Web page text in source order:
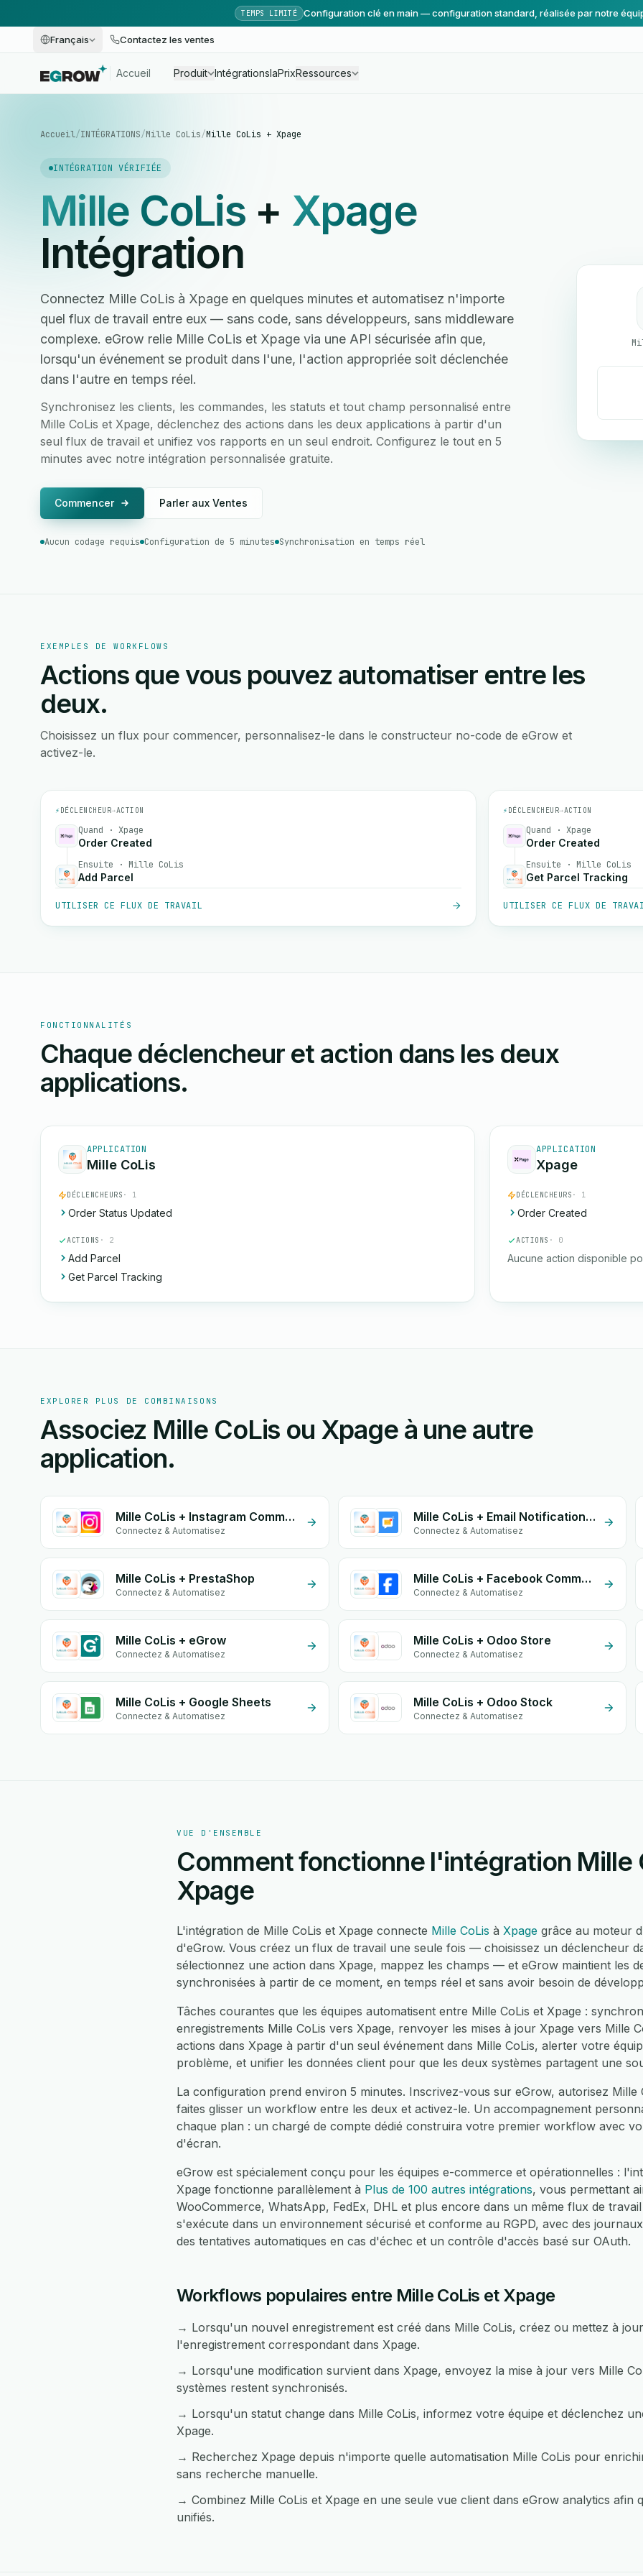
TEMPS LIMITÉ Configuration clé en main — configuration standard, réalisée par notre
Français Contactez les ventes
Accueil Produit IntégrationsIaPrixRessources
Accueil/INTÉGRATIONS/Mille CoLis/Mille CoLis + Xpage
INTÉGRATION VÉRIFIÉE
Mille CoLis+ Xpage
Intégration
Connectez Mille CoLis à Xpage en quelques minutes et automatisez n'importe
quel flux de travail entre eux — sans code, sans développeurs, sans middleware
complexe. eGrow relie Mille CoLis et Xpage via une API sécurisée afin que,
lorsqu'un événement se produit dans l'une, l'action appropriée soit déclenchée
dans l'autre en temps réel.
Synchronisez les clients, les commandes, les statuts et tout champ personnalisé entre
Mille CoLis et Xpage, déclenchez des actions dans les deux applications à partir d'un
seul flux de travail et unifiez vos rapports en un seul endroit. Configurez le tout en 5
minutes avec notre intégration personnalisée gratuite.
Commencer Parler aux Ventes
Aucun codage requis Configuration de 5 minutes Synchronisation en temps réel
EXEMPLES DE WORKFLOWS
Actions que vous pouvez automatiser entre les
deux.
Choisissez un flux pour commencer, personnalisez-le dans le constructeur no-code de eGrow et
activez-le.
⚡ DÉCLENCHEUR→ACTION
Quand · Xpage
Order Created
Ensuite · Mille CoLis
Add Parcel
UTILISER CE FLUX DE TRAVAIL
⚡ DÉCLENCHEUR→ACTION
Quand · Xpage
Order Created
Ensuite · Mille CoLis
Get Parcel Tracking
UTILISER CE FLUX DE
FONCTIONNALITÉS
Chaque déclencheur et action dans les deux
applications.
APPLICATION
Mille CoLis
DÉCLENCHEURS · 1
Order Status Updated
ACTIONS · 2
Add Parcel
Get Parcel Tracking
APPLICATION
Xpage
DÉCLENCHEURS · 1
Order Created
ACTIONS · 0
Aucune action disponible
EXPLORER PLUS DE COMBINAISONS
Associez Mille CoLis ou Xpage à une autre
application.
Mille CoLis + Instagram Comment
Connectez & Automatisez
Mille CoLis + Email Notifications by eGrow
Connectez & Automatisez
Mille CoLis + PrestaShop
Connectez & Automatisez
Mille CoLis + Facebook Comments
Connectez & Automatisez
Mille CoLis + eGrow
Connectez & Automatisez
Mille CoLis + Odoo Store
Connectez & Automatisez
Mille CoLis + Google Sheets
Connectez & Automatisez
Mille CoLis + Odoo Stock
Connectez & Automatisez
VUE D'ENSEMBLE
Comment fonctionne l'intégration Mille
Xpage
L'intégration de Mille CoLis et Xpage connecte Mille CoLis à Xpage grâce au moteur
d'eGrow. Vous créez un flux de travail une seule fois — choisissez un déclencheur
sélectionnez une action dans Xpage, mappez les champs — et eGrow maintient les
synchronisées à partir de ce moment, en temps réel et sans avoir besoin de
Tâches courantes que les équipes automatisent entre Mille CoLis et Xpage :
enregistrements Mille CoLis vers Xpage, renvoyer les mises à jour Xpage vers Mille
actions dans Xpage à partir d'un seul événement dans Mille CoLis, alerter votre
problème, et unifier les données client pour que les deux systèmes partagent une
La configuration prend environ 5 minutes. Inscrivez-vous sur eGrow, autorisez Mille
faites glisser un workflow entre les deux et activez-le. Un accompagnement
chaque plan : un chargé de compte dédié construira votre premier workflow avec
d'écran.
eGrow est spécialement conçu pour les équipes e-commerce et opérationnelles :
Xpage fonctionne parallèlement à Plus de 100 autres intégrations, vous permettant
WooCommerce, WhatsApp, FedEx, DHL et plus encore dans un même flux de
s'exécute dans un environnement sécurisé et conforme au RGPD, avec des
des tentatives automatiques en cas d'échec et un contrôle d'accès basé sur OAuth.
Workflows populaires entre Mille CoLis et Xpage
→ Lorsqu'un nouvel enregistrement est créé dans Mille CoLis, créez ou mettez à
l'enregistrement correspondant dans Xpage.
→ Lorsqu'une modification survient dans Xpage, envoyez la mise à jour vers Mille
systèmes restent synchronisés.
→ Lorsqu'un statut change dans Mille CoLis, informez votre équipe et déclenchez
Xpage.
→ Recherchez Xpage depuis n'importe quelle automatisation Mille CoLis pour
sans recherche manuelle.
→ Combinez Mille CoLis et Xpage en une seule vue client dans eGrow analytics afin
unifiés.